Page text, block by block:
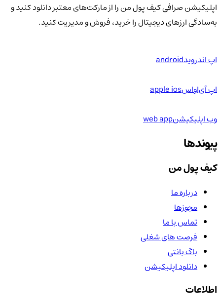
اپلیکیشن صرافی کیف پول من را از مارکت‌های معتبر دانلود کنید و
به‌سادگی ارزهای دیجیتال را خرید، فروش و مدیریت کنید.
اپ اندرویدandroid
اپ آی‌او‌اسapple ios
وب اپلیکیشنweb app
پیوندها
کیف پول من
درباره ما
مجوزها
تماس با ما
فرصت های شغلی
باگ بانتی
دانلود اپلیکیشن
اطلاعات